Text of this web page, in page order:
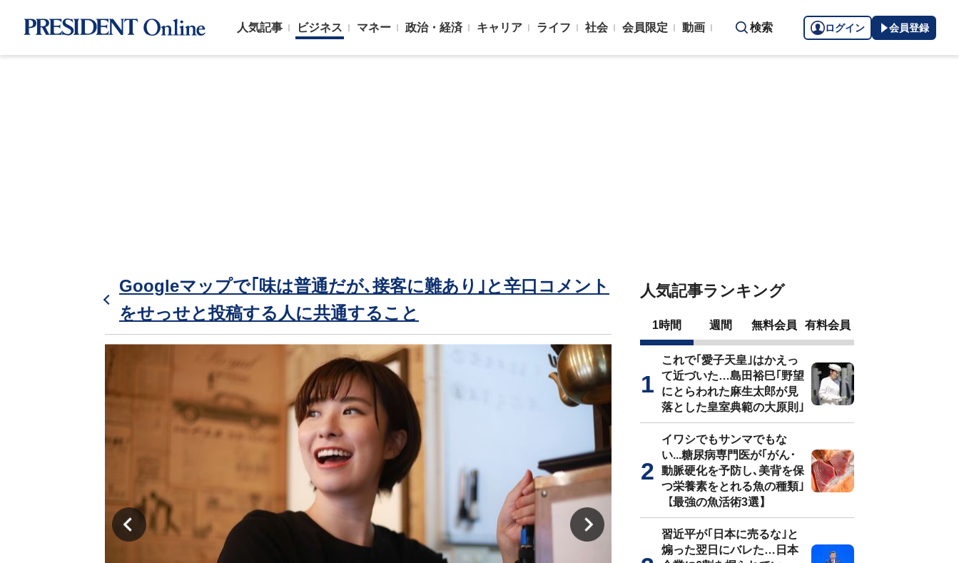
人気記事 ビジネス マネー 政治・経済 キャリア ライフ 社会 会員限定 動画 検索 ログイン 会員登録
Googleマップで｢味は普通だが､接客に難あり｣と辛口コメント
をせっせと投稿する人に共通すること
人気記事ランキング
1時間 週間 無料会員 有料会員
これで｢愛子天皇｣はかえっ
て近づいた…島田裕巳｢野望
にとらわれた麻生太郎が見
落とした皇室典範の大原則｣
イワシでもサンマでもな
い...糖尿病専門医が｢がん･
動脈硬化を予防し､美背を保
つ栄養素をとれる魚の種類｣
【最強の魚活術3選】
習近平が｢日本に売るな｣と
煽った翌日にバレた…日本